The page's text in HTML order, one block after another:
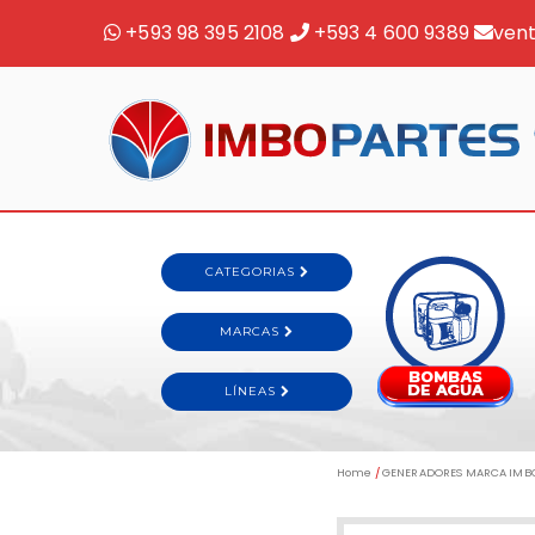
+593 98 395 2108 +593 4 600 9389
Home /GENERADORES MARCA